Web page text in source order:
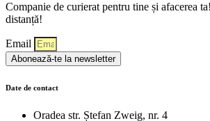
Companie de curierat pentru tine și afacerea
distanță!
Email
Abonează-te la newsletter
Date de contact
Oradea str. Ștefan Zweig, nr. 4